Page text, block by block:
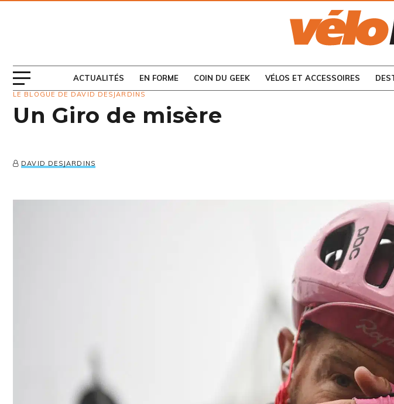
ACTUALITÉS EN FORME COIN DU GEEK VÉLOS ET ACCESSOIRES
CONSULTEZ LES
LE BLOGUE DE DAVID DESJARDINS
Un Giro de misère
DAVID DESJARDINS